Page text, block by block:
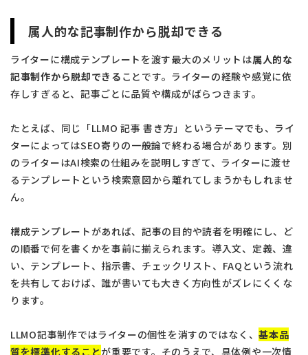
属人的な記事制作から脱却できる
ライターに構成テンプレートを渡す最大のメリットは属人的な
記事制作から脱却できる ことです。ライターの経験や感覚に依
存しすぎると、記事ごとに品質や構成がばらつきます。
たとえば、同じ「LLMO 記事 書き方」というテーマでも、ライ
ターによってはSEO寄りの一般論で終わる場合があります。別
のライターはAI検索の仕組みを説明しすぎて、ライターに渡せ
るテンプレートという検索意図から離れてしまうかもしれませ
ん。
構成テンプレートがあれば、記事の目的や読者を明確にし、ど
の順番で何を書くかを事前に揃えられます。導入文、定義、違
い、テンプレート、指示書、チェックリスト、FAQという流れ
を共有しておけば、誰が書いても大きく方向性がズレにくくな
ります。
LLMO記事制作ではライターの個性を消すのではなく、基本品
質を標準化することが重要です。そのうえで、具体例や一次情